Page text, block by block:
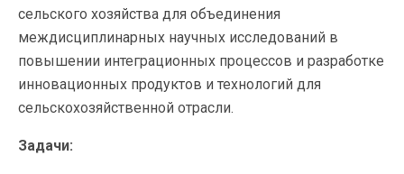
сельского хозяйства для объединения
междисциплинарных научных исследований в
повышении интеграционных процессов и разработке
инновационных продуктов и технологий для
сельскохозяйственной отрасли.
Задачи: